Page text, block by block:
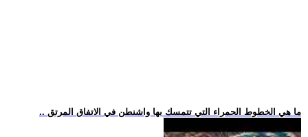
.. ما هي الخطوط الحمراء التي تتمسك بها واشنطن في الاتفاق المرتق